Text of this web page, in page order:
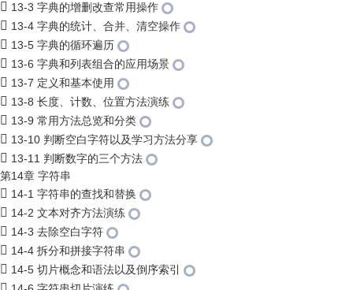
13-3 字典的增删改查常用操作
13-4 字典的统计、合并、清空操作
13-5 字典的循环遍历
13-6 字典和列表组合的应用场景
13-7 定义和基本使用
13-8 长度、计数、位置方法演练
13-9 常用方法总览和分类
13-10 判断空白字符以及学习方法分享
13-11 判断数字的三个方法
第14章 字符串
14-1 字符串的查找和替换
14-2 文本对齐方法演练
14-3 去除空白字符
14-4 拆分和拼接字符串
14-5 切片概念和语法以及倒序索引